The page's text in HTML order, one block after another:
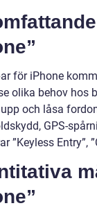
för iPhone
olika behov hos
och låsa
GPS-
”Keyless Entry”,